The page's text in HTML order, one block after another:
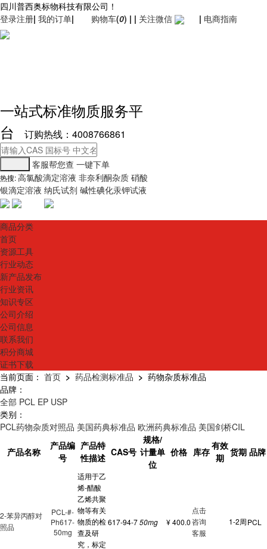
四川普西奥标物科技有限公司！
登录注册| 我的订单| 购物车(0) | | 关注微信 | 电商指南
一站式标准物质服务平
台
订购热线：4008766861
客服帮您查 一键下单
热搜:高氯酸滴定溶液 非奈利酮杂质 硝酸
银滴定溶液 纳氏试剂 碱性碘化汞钾试液
商品分类
首页
资源工具
行业动态
新产品发布
行业资讯
知识专区
公司介绍
公司信息
联系我们
积分商城
证书下载
当前页面： 首页 > 药品检测标准品 > 药物杂质标准品
品牌：
全部 PCL EP USP
类别：
PCL药物杂质对照品 美国药典标准品 欧洲药典标准品 美国剑桥CIL
产品名称
产品编
号
产品特
性描述 CAS号
规格/
计量单
位
价格 库存
有效
期 货期 品牌
2-苯异丙醇对
照品
PCL-#-
Ph617-
50mg
适用于乙
烯-醋酸
乙烯共聚
物等有关
物质的检
查及研
究，标定
617-94-750mg ¥ 400.0
点击
咨询
客服
1-2周PCL